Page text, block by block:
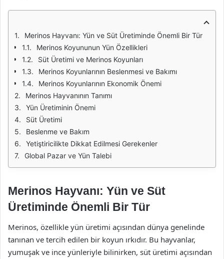
Merinos Hayvanı: Yün ve Süt Üretiminde Önemli Bir Tür
Merinos Koyununun Yün Özellikleri
Süt Üretimi ve Merinos Koyunları
Merinos Koyunlarının Beslenmesi ve Bakımı
Merinos Koyunlarının Ekonomik Önemi
Merinos Hayvanının Tanımı
Yün Üretiminin Önemi
Süt Üretimi
Beslenme ve Bakım
Yetiştiricilikte Dikkat Edilmesi Gerekenler
Global Pazar ve Yün Talebi
Merinos Hayvanı: Yün ve Süt
Üretiminde Önemli Bir Tür
Merinos, özellikle yün üretimi açısından dünya genelinde
tanınan ve tercih edilen bir koyun ırkıdır. Bu hayvanlar,
yumuşak ve ince yünleriyle bilinirken, süt üretimi açısından